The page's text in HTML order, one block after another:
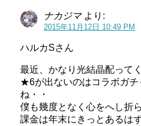
ナカジマ より:
2015年11月12日 10:49 PM
ハルカSさん
最近、かなり光結晶配って
★6が出ないのはコラボガチ
ね・・
僕も幾度となく心をへし折
課金は年末にきっとあるは